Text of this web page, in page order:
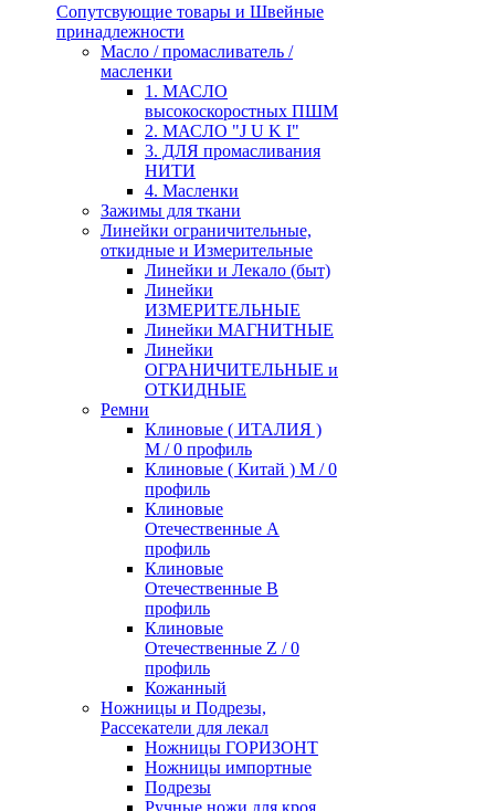
Сопутсвующие товары и Швейные
принадлежности
Масло / промасливатель /
масленки
1. МАСЛО
высокоскоростных ПШМ
2. МАСЛО "J U K I"
3. ДЛЯ промасливания
НИТИ
4. Масленки
Зажимы для ткани
Линейки ограничительные,
откидные и Измерительные
Линейки и Лекало (быт)
Линейки
ИЗМЕРИТЕЛЬНЫЕ
Линейки МАГНИТНЫЕ
Линейки
ОГРАНИЧИТЕЛЬНЫЕ и
ОТКИДНЫЕ
Ремни
Клиновые ( ИТАЛИЯ )
М / 0 профиль
Клиновые ( Китай ) М / 0
профиль
Клиновые
Отечественные А
профиль
Клиновые
Отечественные В
профиль
Клиновые
Отечественные Z / 0
профиль
Кожанный
Ножницы и Подрезы,
Рассекатели для лекал
Ножницы ГОРИЗОНТ
Ножницы импортные
Подрезы
Ручные ножи для кроя